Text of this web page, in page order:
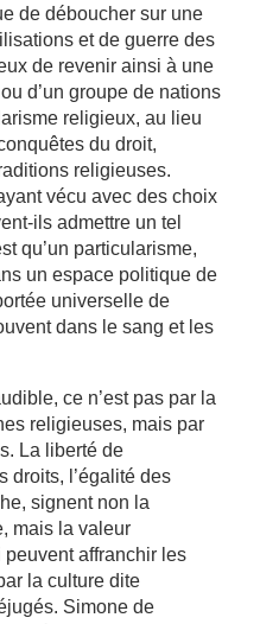
de déboucher sur une
et de guerre des
de revenir ainsi à une
d’un groupe de nations
religieux, au lieu
du droit,
religieuses.
vécu avec des choix
ils admettre un tel
qu’un particularisme,
un espace politique de
universelle de
dans le sang et les
ce n’est pas par la
religieuses, mais par
La liberté de
droits, l’égalité des
signent non la
mais la valeur
affranchir les
la culture dite
Simone de